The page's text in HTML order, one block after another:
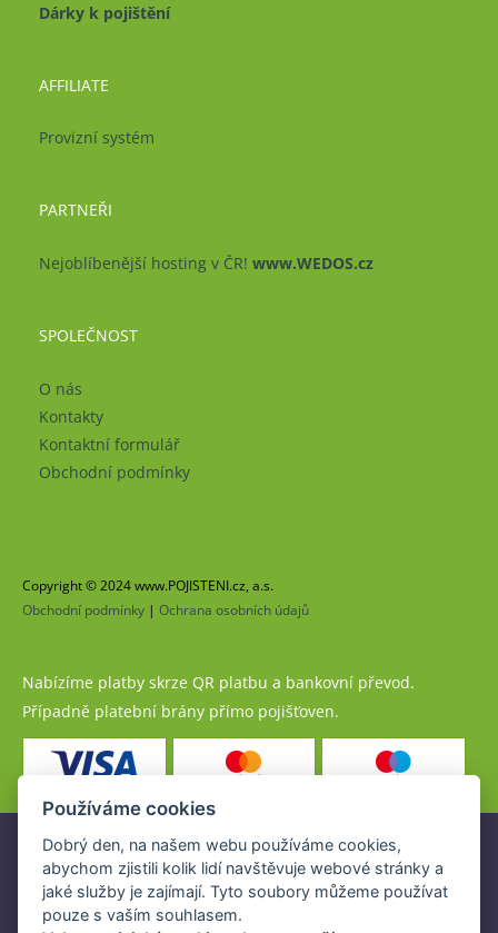
Dárky k pojištění
AFFILIATE
Provizní systém
PARTNEŘI
Nejoblíbenější hosting v ČR! www.WEDOS.cz
SPOLEČNOST
O nás
Kontakty
Kontaktní formulář
Obchodní podmínky
Copyright © 2024 www.POJISTENI.cz, a.s.
Obchodní podmínky | Ochrana osobních údajů
Nabízíme platby skrze QR platbu a bankovní převod.
Případně platební brány přímo pojišťoven.
Pojistné produkty jsou nabízeny společností
www.POJISTENI.cz, a.s. na základě platné licence České
národní banky (ČNB).
Používáme cookies
Dobrý den, na našem webu používáme cookies,
abychom zjistili kolik lidí navštěvuje webové stránky a
jaké služby je zajímají. Tyto soubory můžeme používat
pouze s vaším souhlasem.